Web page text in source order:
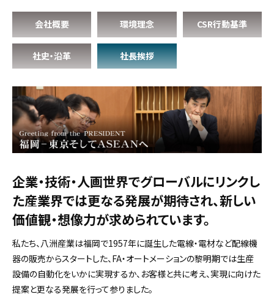
会社概要 環境理念 CSR行動基準
社史・沿革 社長挨拶
企業・技術・人画世界でグローバルにリンクし
た産業界では更なる発展が期待され、新しい
価値観・想像力が求められています。
私たち、八洲産業は福岡で1957年に誕生した電線・電材など配線機
器の販売からスタートした、FA・オートメーションの黎明期では生産
設備の自動化をいかに実現するか、お客様と共に考え、実現に向けた
提案と更なる発展を行って参りました。